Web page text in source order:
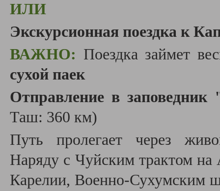
ИЛИ
Экскурсионная поездка к
ВАЖНО: Поездка займет
сухой паек
Отправление в
Таш: 360 км)
Путь пролегает через
Наряду с Чуйским трактом на
Карелии, Военно-Сухумским